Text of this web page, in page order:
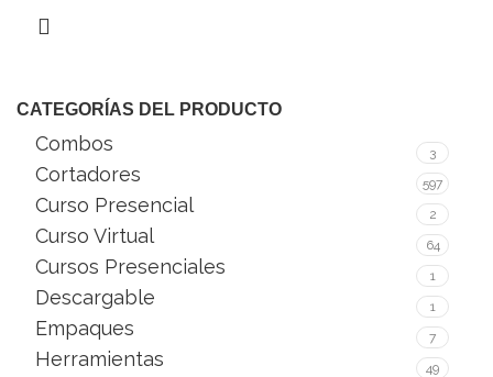
CATEGORÍAS DEL PRODUCTO
Combos 3
Cortadores 597
Curso Presencial 2
Curso Virtual 64
Cursos Presenciales 1
Descargable 1
Empaques 7
Herramientas 49